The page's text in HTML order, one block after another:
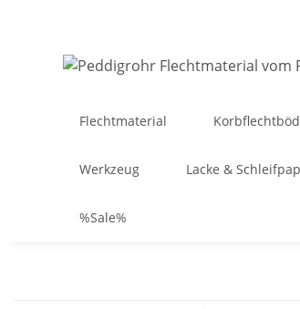
Flechtmaterial
Werkzeug Lacke &
%Sale%